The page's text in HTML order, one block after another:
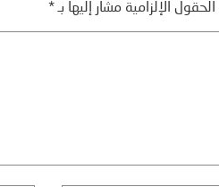
الحقول الإلزامية مشار إليها بـ*